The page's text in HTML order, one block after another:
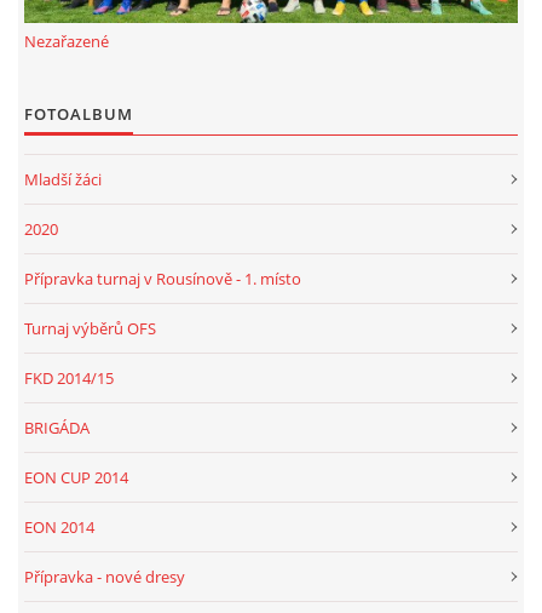
č.ú. 3227086359 / 0800
© 2026 eStránky.cz |RSS
Nezařazené
FOTOALBUM
Mladší žáci
2020
Přípravka turnaj v Rousínově - 1. místo
Turnaj výběrů OFS
FKD 2014/15
BRIGÁDA
EON CUP 2014
EON 2014
Přípravka - nové dresy